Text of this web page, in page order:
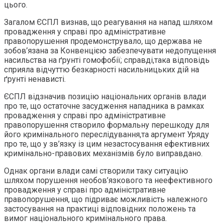
цього.
Загалом ЄСПЛ визнав, що реагування на напад шляхом
провадження у справі про адміністративне
правопорушення продемонструвало, що держава не
зобов’язана за Конвенцією забезпечувати недопущення
насильства на ґрунті гомофобії; справді,така відповідь
сприяла відчуттю безкарності насильницьких дій на
ґрунті ненависті.
ЄСПЛ відзначив позицію національних органів влади
про те, що остаточне засудження нападника в рамках
провадження у справі про адміністративне
правопорушення створило формальну перешкоду для
його кримінального переслідування,та аргумент Уряду
про те, що у зв’язку із цим незастосування ефективних
кримінально-правових механізмів було виправдано.
Однак органи влади самі створили таку ситуацію
шляхом порушення необов’язкового та неефективного
провадження у справі про адміністративне
правопорушення, що підриває можливість належного
застосування на практиці відповідних положень та
вимог національного кримінального права.